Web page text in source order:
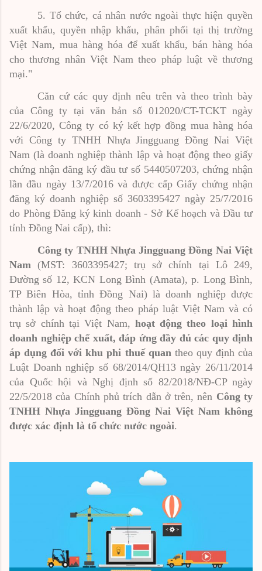
5. Tổ chức, cá nhân nước ngoài thực hiện quyền
xuất khẩu, quyền nhập khẩu, phân phối tại thị trường
Việt Nam, mua hàng hóa để xuất khẩu, bán hàng hóa
cho thương nhân Việt Nam theo pháp luật về thương
mại."
Căn cứ các quy định nêu trên và theo trình bày
của Công ty tại văn bản số 012020/CT-TCKT ngày
22/6/2020, Công ty có ký kết hợp đồng mua hàng hóa
với Công ty TNHH Nhựa Jingguang Đồng Nai Việt
Nam (là doanh nghiệp thành lập và hoạt động theo giấy
chứng nhận đăng ký đầu tư số 5440507203, chứng nhận
lần đầu ngày 13/7/2016 và được cấp Giấy chứng nhận
đăng ký doanh nghiệp số 3603395427 ngày 25/7/2016
do Phòng Đăng ký kinh doanh - Sở Kế hoạch và Đầu tư
tỉnh Đồng Nai cấp), thì:
Công ty TNHH Nhựa Jingguang Đồng Nai Việt
Nam (MST: 3603395427; trụ sở chính tại Lô 249,
Đường số 12, KCN Long Bình (Amata), p. Long Bình,
TP Biên Hòa, tỉnh Đồng Nai) là doanh nghiệp được
thành lập và hoạt động theo pháp luật Việt Nam và có
trụ sở chính tại Việt Nam, hoạt động theo loại hình
doanh nghiệp chế xuất, đáp ứng đầy đủ các quy định
áp dụng đối với khu phi thuế quantheo quy định của
Luật Doanh nghiệp số 68/2014/QH13 ngày 26/11/2014
của Quốc hội và Nghị định số 82/2018/NĐ-CP ngày
22/5/2018 của Chính phủ trích dẫn ở trên, nên Công ty
TNHH Nhựa Jingguang Đồng Nai Việt Nam không
được xác định là tổ chức nước ngoài.